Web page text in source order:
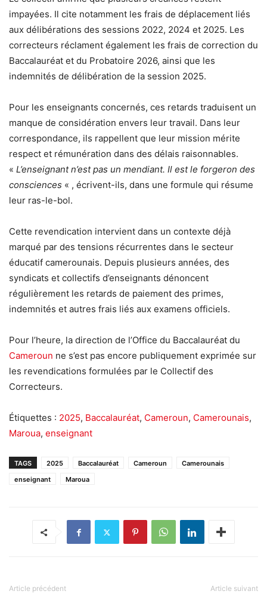
impayées. Il cite notamment les frais de déplacement liés
aux délibérations des sessions 2022, 2024 et 2025. Les
correcteurs réclament également les frais de correction du
Baccalauréat et du Probatoire 2026, ainsi que les
indemnités de délibération de la session 2025.
Pour les enseignants concernés, ces retards traduisent un
manque de considération envers leur travail. Dans leur
correspondance, ils rappellent que leur mission mérite
respect et rémunération dans des délais raisonnables.
« L’enseignant n’est pas un mendiant. Il est le forgeron des
consciences « , écrivent-ils, dans une formule qui résume
leur ras-le-bol.
Cette revendication intervient dans un contexte déjà
marqué par des tensions récurrentes dans le secteur
éducatif camerounais. Depuis plusieurs années, des
syndicats et collectifs d’enseignants dénoncent
régulièrement les retards de paiement des primes,
indemnités et autres frais liés aux examens officiels.
Pour l’heure, la direction de l’Office du Baccalauréat du
Cameroun ne s’est pas encore publiquement exprimée sur
les revendications formulées par le Collectif des
Correcteurs.
Étiquettes : 2025, Baccalauréat, Cameroun, Camerounais,
Maroua, enseignant
TAGS 2025 Baccalauréat Cameroun
Camerounais
enseignant
Maroua
Article précédent Article suivant